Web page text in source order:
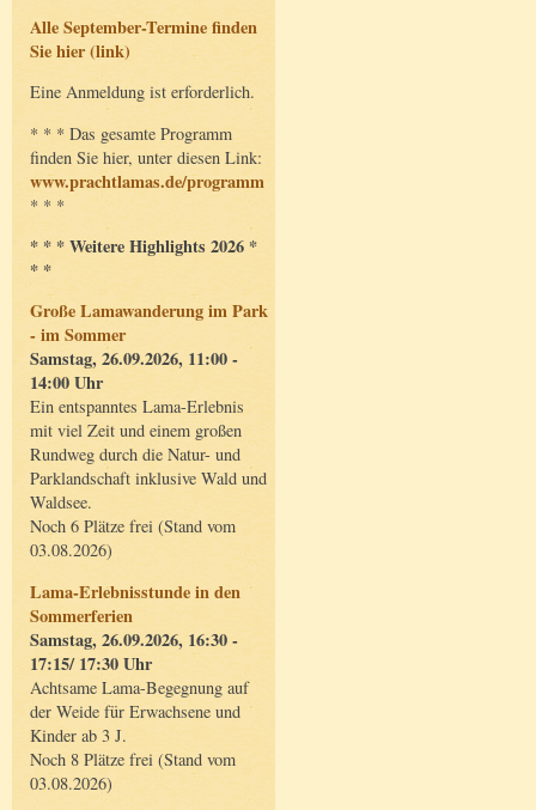
Alle September-Termine finden
Sie hier (link)
Eine Anmeldung ist erforderlich.
* * * Das gesamte Programm
finden Sie hier, unter diesen Link:
www.prachtlamas.de/programm
* * *
* * * Weitere Highlights 2026 *
* *
Große Lamawanderung im Park
- im Sommer
Samstag, 26.09.2026, 11:00 -
14:00 Uhr
Ein entspanntes Lama-Erlebnis
mit viel Zeit und einem großen
Rundweg durch die Natur- und
Parklandschaft inklusive Wald und
Waldsee.
Noch 6 Plätze frei (Stand vom
03.08.2026)
Lama-Erlebnisstunde in den
Sommerferien
Samstag, 26.09.2026, 16:30 -
17:15/ 17:30 Uhr
Achtsame Lama-Begegnung auf
der Weide für Erwachsene und
Kinder ab 3 J.
Noch 8 Plätze frei (Stand vom
03.08.2026)